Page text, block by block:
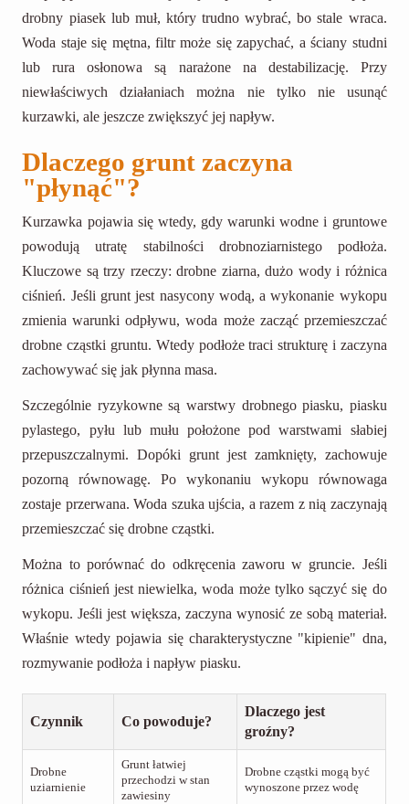
drobny piasek lub muł, który trudno wybrać, bo stale wraca.
Woda staje się mętna, filtr może się zapychać, a ściany studni
lub rura osłonowa są narażone na destabilizację. Przy
niewłaściwych działaniach można nie tylko nie usunąć
kurzawki, ale jeszcze zwiększyć jej napływ.
Dlaczego grunt zaczyna
"płynąć"?
Kurzawka pojawia się wtedy, gdy warunki wodne i gruntowe
powodują utratę stabilności drobnoziarnistego podłoża.
Kluczowe są trzy rzeczy: drobne ziarna, dużo wody i różnica
ciśnień. Jeśli grunt jest nasycony wodą, a wykonanie wykopu
zmienia warunki odpływu, woda może zacząć przemieszczać
drobne cząstki gruntu. Wtedy podłoże traci strukturę i zaczyna
zachowywać się jak płynna masa.
Szczególnie ryzykowne są warstwy drobnego piasku, piasku
pylastego, pyłu lub mułu położone pod warstwami słabiej
przepuszczalnymi. Dopóki grunt jest zamknięty, zachowuje
pozorną równowagę. Po wykonaniu wykopu równowaga
zostaje przerwana. Woda szuka ujścia, a razem z nią zaczynają
przemieszczać się drobne cząstki.
Można to porównać do odkręcenia zaworu w gruncie. Jeśli
różnica ciśnień jest niewielka, woda może tylko sączyć się do
wykopu. Jeśli jest większa, zaczyna wynosić ze sobą materiał.
Właśnie wtedy pojawia się charakterystyczne "kipienie" dna,
rozmywanie podłoża i napływ piasku.
Czynnik Co powoduje?
Dlaczego jest
groźny?
Drobne
uziarnienie
Grunt łatwiej
przechodzi w stan
zawiesiny
Drobne cząstki mogą być
wynoszone przez wodę